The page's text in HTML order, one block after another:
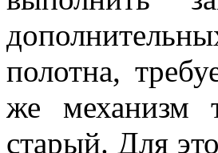
полотна,
же механизм
старый. Для